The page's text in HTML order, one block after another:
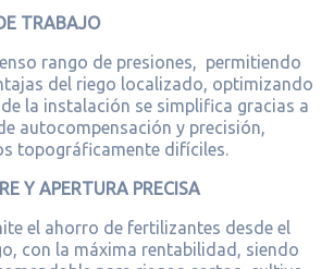
TRABAJO
rango de presiones, permitiendo
del riego localizado, optimizando
la instalación se simplifica gracias a
autocompensación y precisión,
topográficamente difíciles.
Y APERTURA PRECISA
el ahorro de fertilizantes desde el
con la máxima rentabilidad, siendo